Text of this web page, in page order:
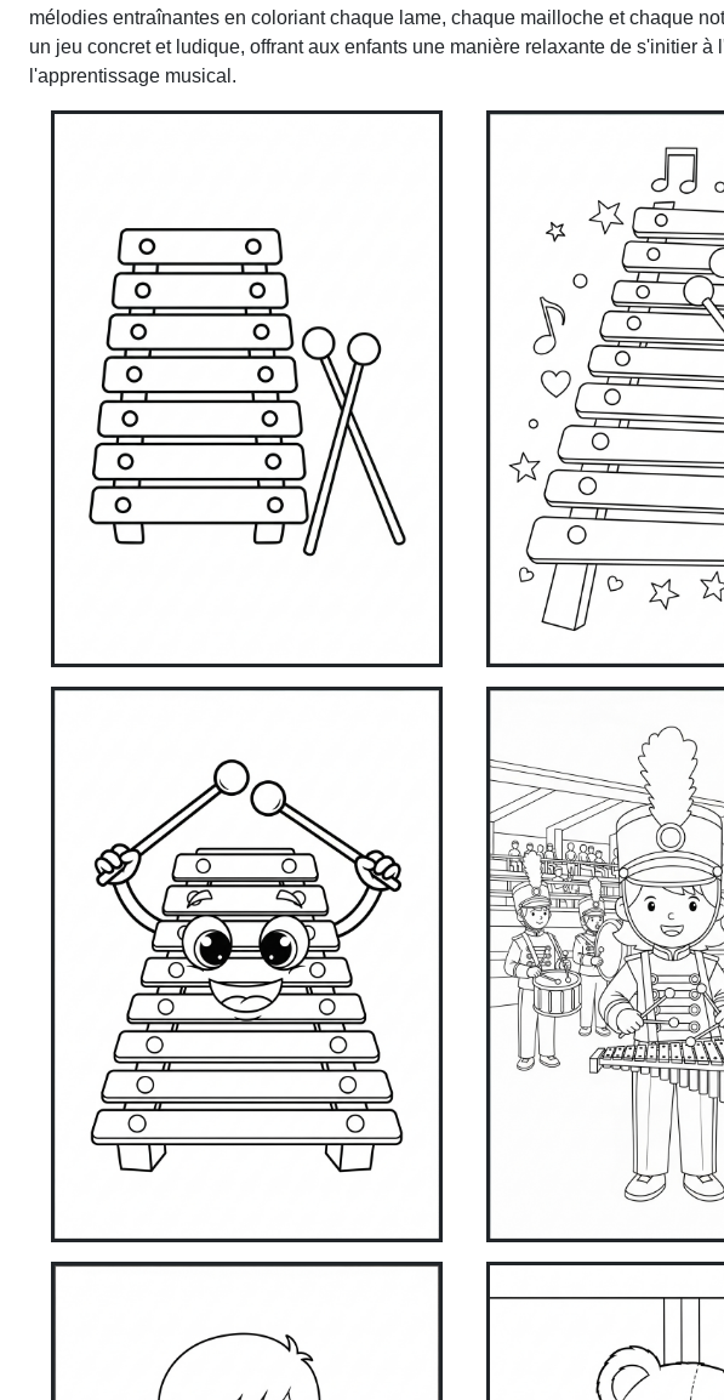
mélodies entraînantes en coloriant chaque lame, chaque mailloche et chaque
un jeu concret et ludique, offrant aux enfants une manière relaxante de s'initier
l'apprentissage musical.